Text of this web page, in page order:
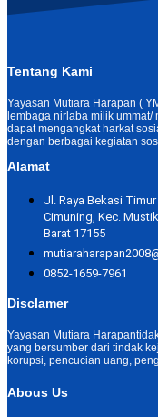
Tentang Kami
Yayasan Mutiara Harapan (
lembaga nirlaba milik ummat/
dapat mengangkat harkat
dengan berbagai kegiatan
Alamat
Jl. Raya Bekasi Timur
Cimuning, Kec.
Barat 17155
0852-1659-7961
Disclamer
Yayasan Mutiara
yang bersumber dari tindak
korupsi, pencucian uang,
Abous Us